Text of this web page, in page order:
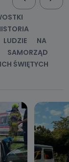
LUDZIE
NA
SAMORZĄD
ŚWIĘTYCH